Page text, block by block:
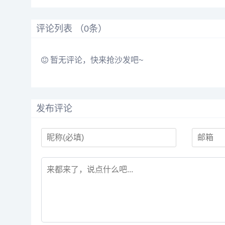
评论列表 （0条）
暂无评论，快来抢沙发吧~
发布评论